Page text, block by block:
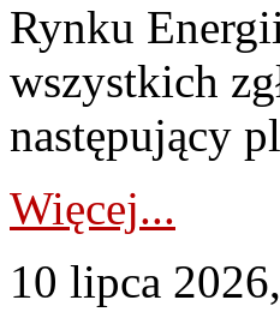
Rynku
wszystkich
następujący
Więcej...
10 lipca